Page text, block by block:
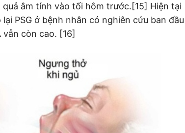
âm tính vào tối hôm trước.[15] Hiện tại
PSG ở bệnh nhân có nghiên cứu ban đầu
vẫn còn cao. [16]